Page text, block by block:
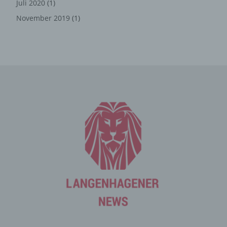
Juli 2020 (1)
November 2019 (1)
Die Internetseite erfasst mit jedem Aufruf der
Internetseite, von welcher ein zugreifendes System auf
unsere Internetseite gelangt (sogenannte Referrer), (4)
die Unterwebseiten, welche über ein zugreifendes
System auf unserer Internetseite angesteuert werden,
(5) das Datum und die Uhrzeit eines Zugriffs auf die
Internetseite, (6) eine Internet-Protokoll-Adresse (IP-
Adresse), (7) der Internet-Service-Provider des
zugreifenden Systems und (8) sonstige ähnliche Daten
Angriffen auf unsere informationstechnologischen